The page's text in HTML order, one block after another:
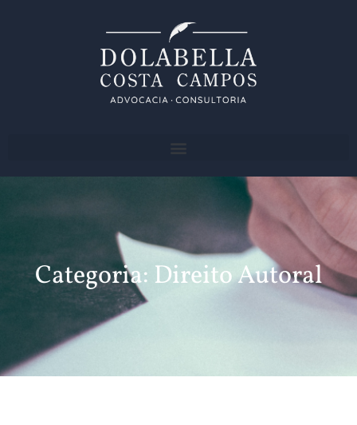
Categoria: Direito Autoral